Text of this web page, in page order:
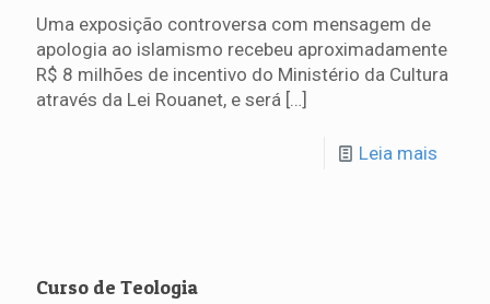
Uma exposição controversa com mensagem de
apologia ao islamismo recebeu aproximadamente
R$ 8 milhões de incentivo do Ministério da Cultura
através da Lei Rouanet, e será […]
Leia mais
Curso de Teologia